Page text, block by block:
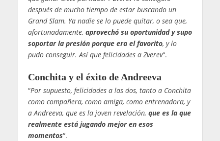
después de mucho tiempo de estar buscando un
Grand Slam. Ya nadie se lo puede quitar, o sea que,
afortunadamente, aprovechó su oportunidad y supo
soportar la presión porque era el favorito, y lo
pudo conseguir. Así que felicidades a Zverev“.
Conchita y el éxito de Andreeva
“Por supuesto, felicidades a las dos, tanto a Conchita
como compañera, como amiga, como entrenadora, y
a Andreeva, que es la joven revelación, que es la que
realmente está jugando mejor en esos
momentos“.